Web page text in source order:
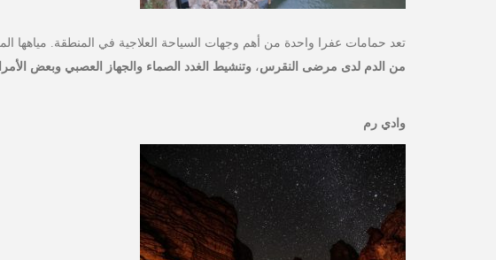
تعد حمامات عفرا واحدة من أهم وجهات السياحة العلاجية في المنطقة. مياهها
من الدم لدى مرضى النقرس، وتنشيط الغدد الصماء والجهاز العصبي وبعض
وادي رم